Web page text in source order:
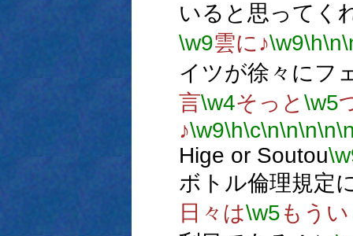
いると思ってく
\w9雲に♪\w9\h\n
イツが徐々にフ
言\w4そっと \w5
♪\w9\h\c\n\n\n\n
Hige or Soutou
ボトル倫理規定
日々は\w5もう